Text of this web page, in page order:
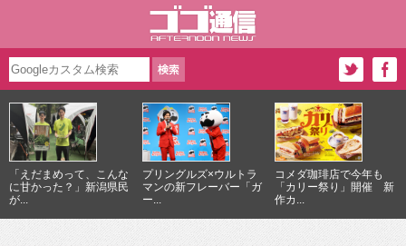
「えだまめって、こんな
に甘かった？」新潟県民
が...
プリングルズ×ウルトラ
マンの新フレーバー「ガ
ー...
コメダ珈琲店で今年も
「カリー祭り」開催 新
作カ...